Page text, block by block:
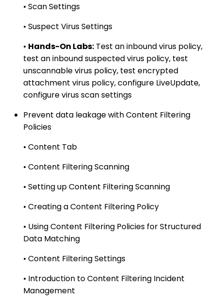
• Scan Settings
• Suspect Virus Settings
• Hands-On Labs: Test an inbound virus policy,
test an inbound suspected virus policy, test
unscannable virus policy, test encrypted
attachment virus policy, configure LiveUpdate,
configure virus scan settings
Prevent data leakage with Content Filtering
Policies
• Content Tab
• Content Filtering Scanning
• Setting up Content Filtering Scanning
• Creating a Content Filtering Policy
• Using Content Filtering Policies for Structured
Data Matching
• Content Filtering Settings
• Introduction to Content Filtering Incident
Management